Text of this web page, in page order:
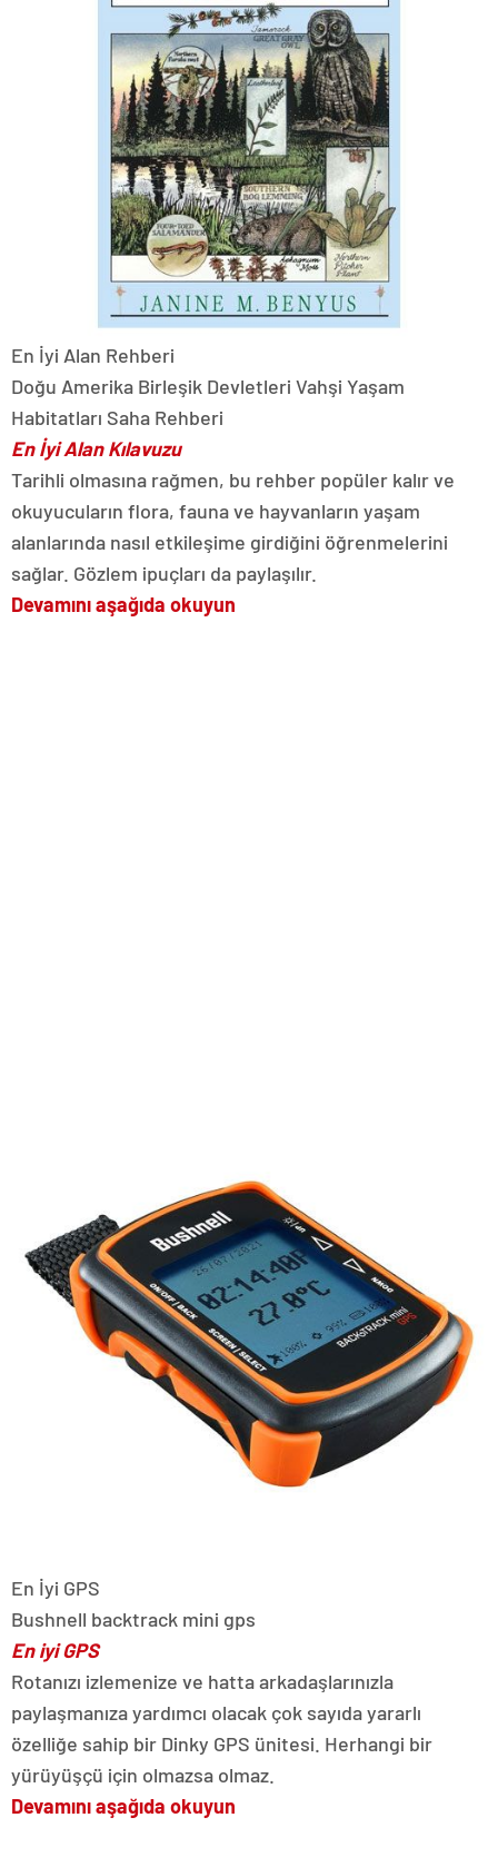
En İyi Alan Rehberi
Doğu Amerika Birleşik Devletleri Vahşi Yaşam
Habitatları Saha Rehberi
En İyi Alan Kılavuzu
Tarihli olmasına rağmen, bu rehber popüler kalır ve
okuyucuların flora, fauna ve hayvanların yaşam
alanlarında nasıl etkileşime girdiğini öğrenmelerini
sağlar. Gözlem ipuçları da paylaşılır.
Devamını aşağıda okuyun
En İyi GPS
Bushnell backtrack mini gps
En iyi GPS
Rotanızı izlemenize ve hatta arkadaşlarınızla
paylaşmanıza yardımcı olacak çok sayıda yararlı
özelliğe sahip bir Dinky GPS ünitesi. Herhangi bir
yürüyüşçü için olmazsa olmaz.
Devamını aşağıda okuyun